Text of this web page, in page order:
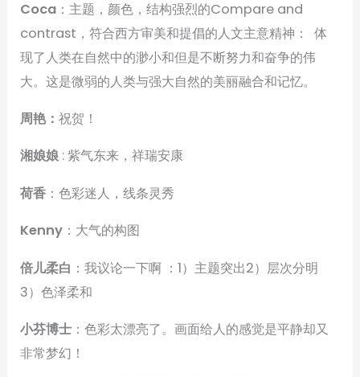
Coca ：主题，颜色，结构强烈的Compare and
contrast，符合西方审美和提倡的人文主意精神： 体
现了人类在自然中的渺小和但是不断努力和奋争的伟
大。这是微弱的人类与强大自然的美丽融合和记忆。
周艳：祝贺！
湘娘娘: 紫气东来，祥瑞安康
荷香 ：色彩迷人，线条灵秀
Kenny ：大气的构图
倍儿柔白 ：我议论一下啊 ：1）主题突出2）层次分明
3）色泽柔和
小芬博士 ：色彩太漂亮了。画面给人的感觉是平静却又
非常梦幻！